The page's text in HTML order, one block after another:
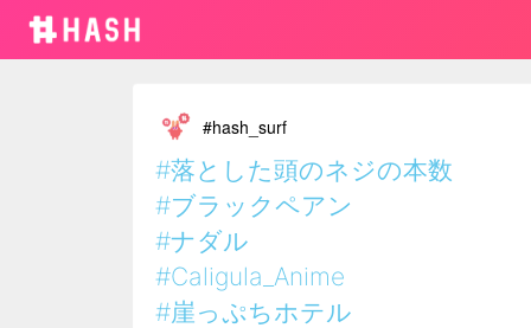
#hash_surf
#落とした頭のネジの本数
#ブラックペアン
#ナダル
#Caligula_Anime
#崖っぷちホテル